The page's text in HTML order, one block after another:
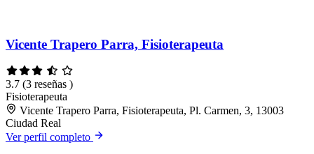
Vicente Trapero Parra, Fisioterapeuta
3.7 (3 reseñas )
Fisioterapeuta
Vicente Trapero Parra, Fisioterapeuta, Pl. Carmen, 3, 13003
Ciudad Real
Ver perfil completo